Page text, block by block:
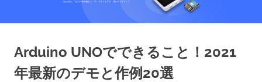
Arduino UNOでできること！2021
年最新のデモと作例20選